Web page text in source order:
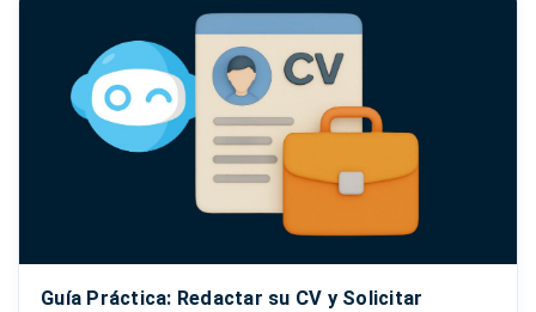
Guía Práctica: Redactar su CV y Solicitar